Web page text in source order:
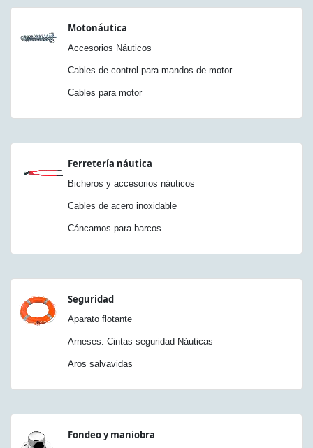
Motonáutica
Accesorios Náuticos
Cables de control para mandos de motor
Cables para motor
Ferretería náutica
Bicheros y accesorios náuticos
Cables de acero inoxidable
Cáncamos para barcos
Seguridad
Aparato flotante
Arneses. Cintas seguridad Náuticas
Aros salvavidas
Fondeo y maniobra